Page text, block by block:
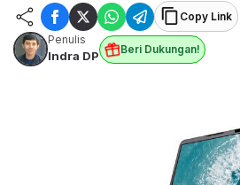
Copy Link
Penulis
Indra DP Beri Dukungan!